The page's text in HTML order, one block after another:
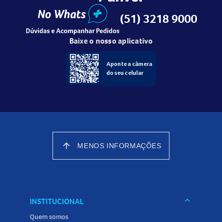
(51) 3218 9000
Baixe o nosso aplicativo
Aponte a câmera
do seu celular
arrow_upward MENOS INFORMAÇÕES
INSTITUCIONAL keyboard_arrow_down
Quem somos